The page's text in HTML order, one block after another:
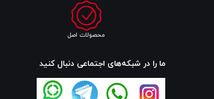
محصولات اصل
ما را در شبکه‌های اجتماعی دنبال کنید